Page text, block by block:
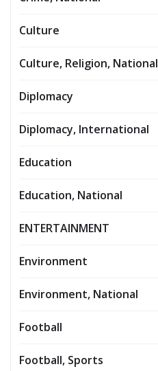
Culture
Culture, Religion, National
Diplomacy
Diplomacy, International
Education
Education, National
ENTERTAINMENT
Environment
Environment, National
Football
Football, Sports